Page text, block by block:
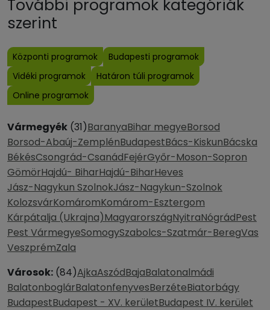
További programok kategóriák
szerint
Központi programok
Budapesti programok
Vidéki programok
Határon túli programok
Online programok
Vármegyék (31)BaranyaBihar megyeBorsod
Borsod-Abaúj-ZemplénBudapestBács-KiskunBácska
BékésCsongrád-CsanádFejérGyőr-Moson-Sopron
GömörHajdú- BiharHajdú-BiharHeves
Jász-Nagykun SzolnokJász-Nagykun-Szolnok
KolozsvárKomáromKomárom-Esztergom
Kárpátalja (Ukrajna)MagyarországNyitraNógrádPest
Pest VármegyeSomogySzabolcs-Szatmár-BeregVas
VeszprémZala
Városok: (84)AjkaAszódBajaBalatonalmádi
BalatonboglárBalatonfenyvesBerzéteBiatorbágy
BudapestBudapest - XV. kerületBudapest IV. kerület